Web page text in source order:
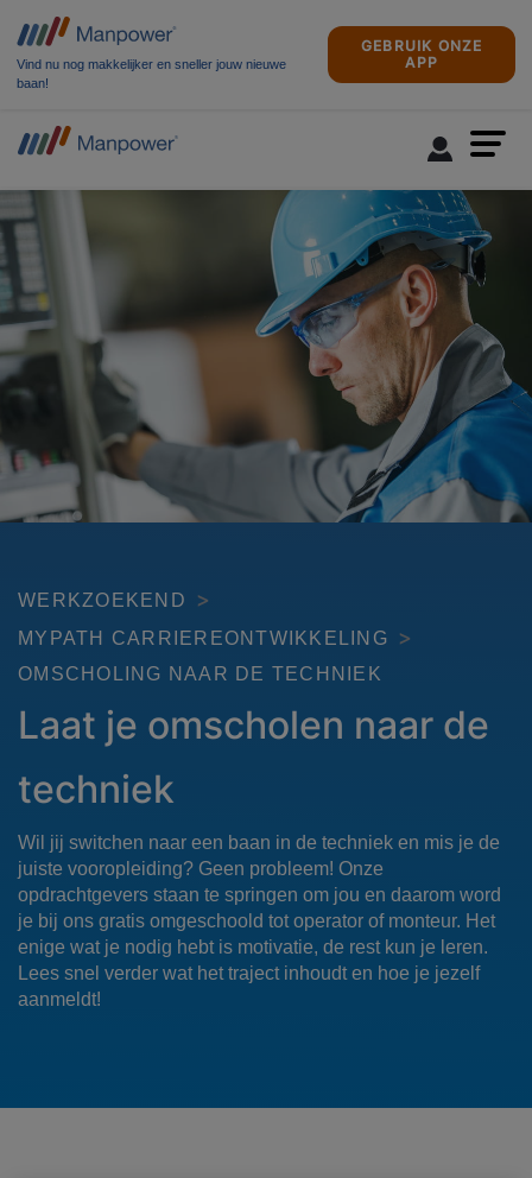
Vind nu nog makkelijker en sneller jouw nieuwe
baan!
GEBRUIK ONZE
APP
WERKZOEKEND
MYPATH CARRIEREONTWIKKELING
OMSCHOLING NAAR DE TECHNIEK
Laat je omscholen naar de
techniek
Wil jij switchen naar een baan in de techniek en mis je de
juiste vooropleiding? Geen probleem! Onze
opdrachtgevers staan te springen om jou en daarom word
je bij ons gratis omgeschoold tot operator of monteur. Het
enige wat je nodig hebt is motivatie, de rest kun je leren.
Lees snel verder wat het traject inhoudt en hoe je jezelf
aanmeldt!